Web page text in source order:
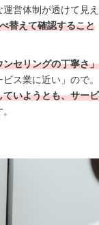
営体制が透けて見え
替えて確認すること
セリングの丁寧さ」
ス業に近い」ので。
ていようとも、サービ